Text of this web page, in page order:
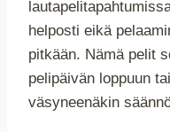
helposti eikä
pitkään. Nämä pelit
pelipäivän loppuun
väsyneenäkin